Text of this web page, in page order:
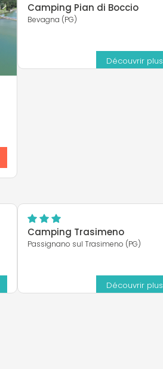
Camping Pian di Boccio
Bevagna (PG)
Découvrir plus
Camping Trasimeno
Passignano sul Trasimeno (PG)
Découvrir plus